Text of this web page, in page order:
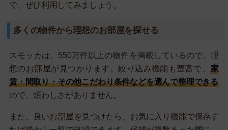
で、ぜひ利用してみましょう。
多くの物件から理想のお部屋を探せる
スモッカは、550万件以上の物件を掲載しているので、理
想のお部屋が見つかります。絞り込み機能も豊富で、家
賃・間取り・その他こだわり条件などを選んで整理できる
ので、煩わしさがありません。
また、良いお部屋を見つけたら、お気に入り機能で保存す